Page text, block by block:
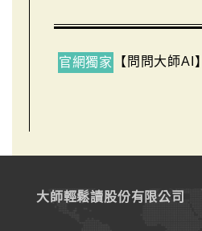
官網獨家 【問問大師AI】
大師輕鬆讀股份有限公司